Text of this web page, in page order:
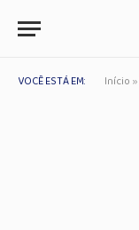
VOCÊ ESTÁ EM: Início »